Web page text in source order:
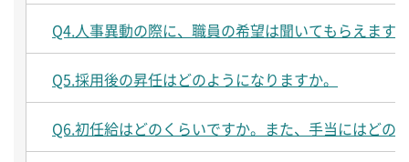
Q4.人事異動の際に、職員の希望は聞いてもらえます
Q5.採用後の昇任はどのようになりますか。
Q6.初任給はどのくらいですか。また、手当にはどの